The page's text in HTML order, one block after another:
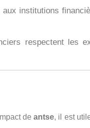
institutions
respectent les
deantse, il est